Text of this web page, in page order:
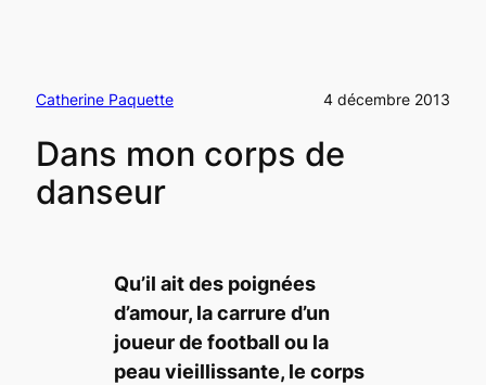
Catherine Paquette 4 décembre 2013
Dans mon corps de
danseur
Qu’il ait des poignées
d’amour, la carrure d’un
joueur de football ou la
peau vieillissante, le corps